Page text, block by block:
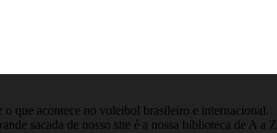
que acontece no voleibol brasileiro e internacional.
sacada de nosso site é a nossa biblioteca de A a Z